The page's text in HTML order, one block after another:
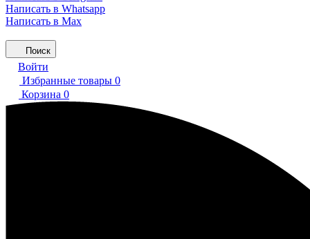
Написать в Whatsapp
Написать в Max
Поиск
Войти
Избранные товары 0
Корзина 0